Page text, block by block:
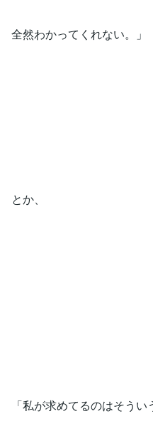
全然わかってくれない。」
とか、
「私が求めてるのはそうい